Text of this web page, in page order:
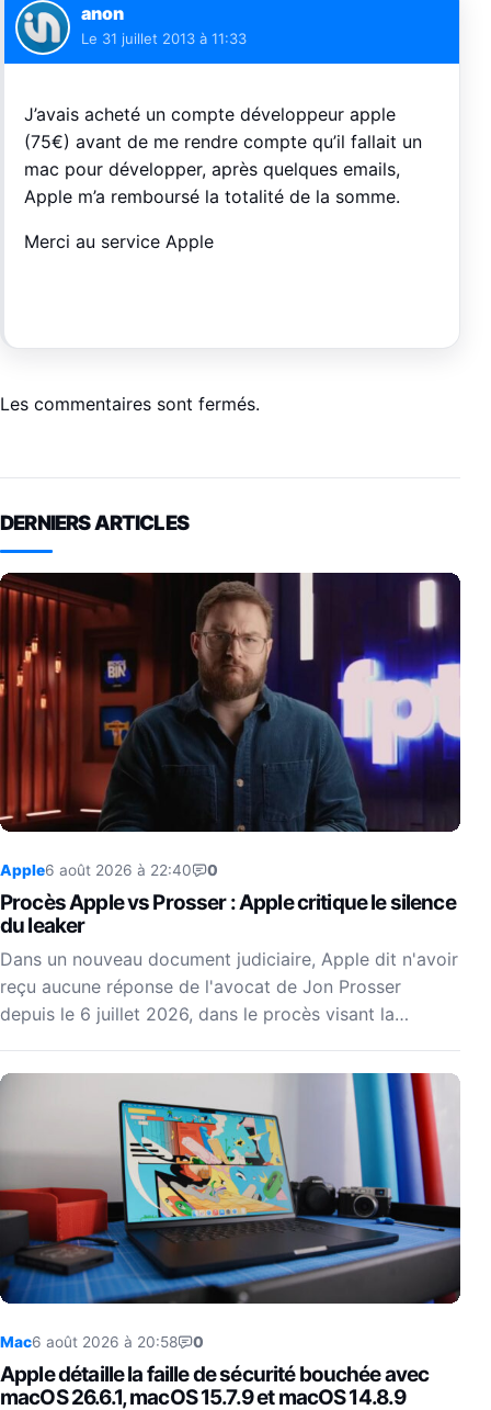
anon
Le 31 juillet 2013 à 11:33
J’avais acheté un compte développeur apple
(75€) avant de me rendre compte qu’il fallait un
mac pour développer, après quelques emails,
Apple m’a remboursé la totalité de la somme.
Merci au service Apple
Les commentaires sont fermés.
DERNIERS ARTICLES
Apple6 août 2026 à 22:40 0
Procès Apple vs Prosser : Apple critique le silence
du leaker
Dans un nouveau document judiciaire, Apple dit n'avoir
reçu aucune réponse de l'avocat de Jon Prosser
depuis le 6 juillet 2026, dans le procès visant la…
Mac6 août 2026 à 20:58 0
Apple détaille la faille de sécurité bouchée avec
macOS 26.6.1, macOS 15.7.9 et macOS 14.8.9